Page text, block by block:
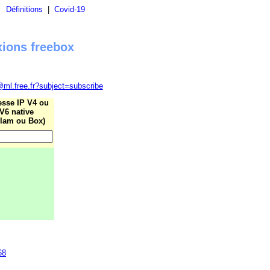
Définitions Covid-19
freebox
IP V4 ou
V6 native
ou Box)